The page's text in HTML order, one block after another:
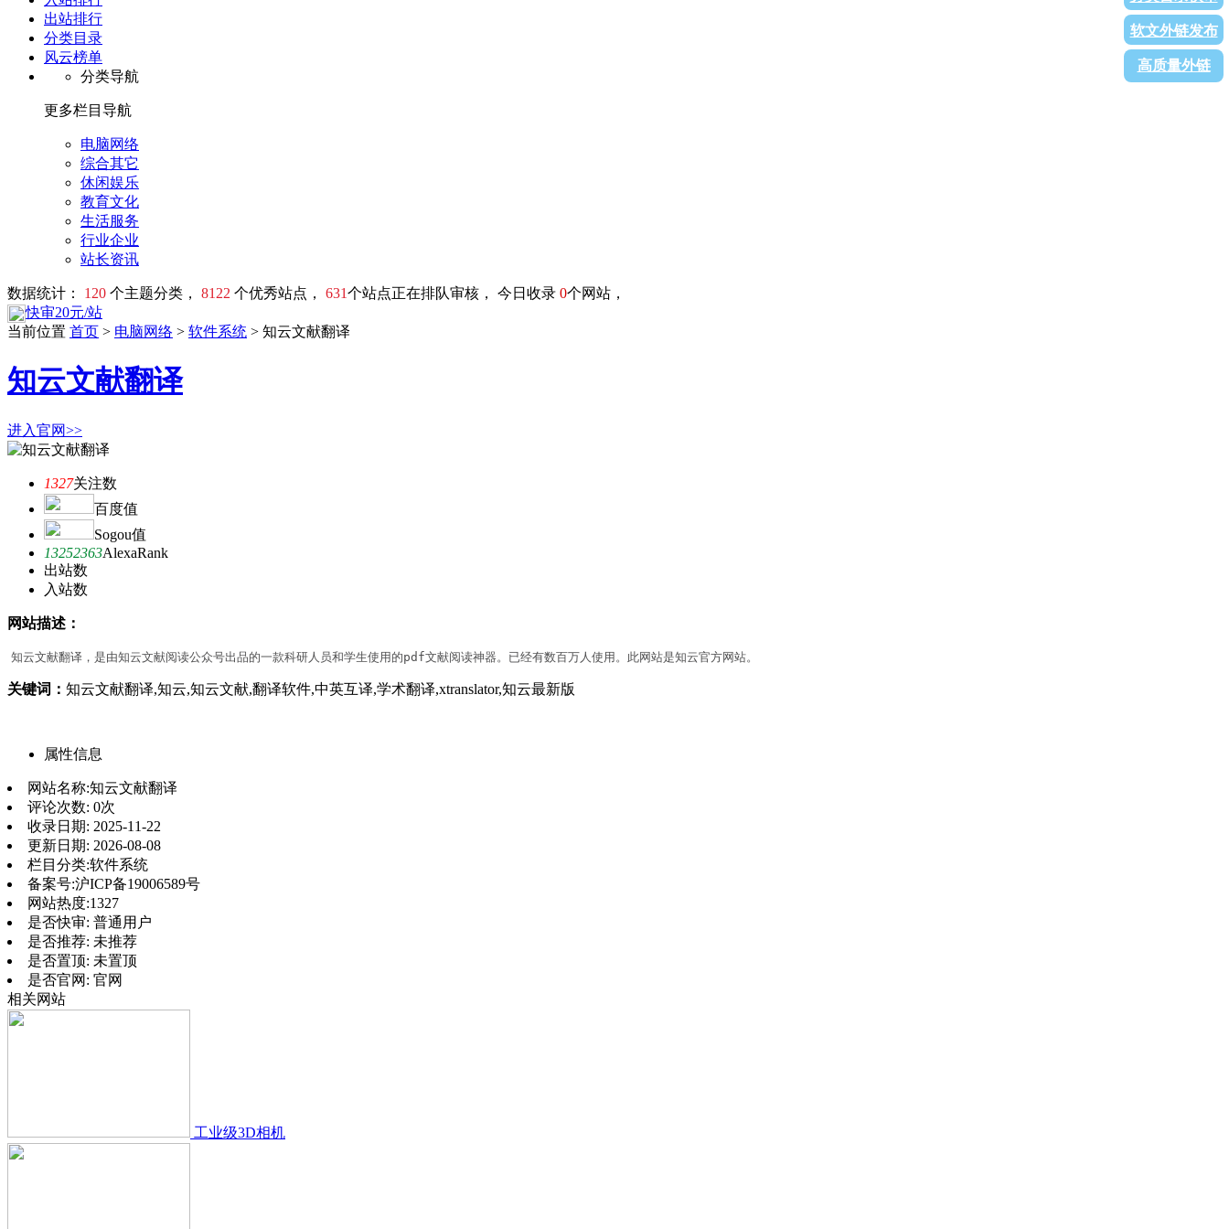
出站排行
分类目录
风云榜单
分类导航
更多栏目导航
电脑网络
综合其它
休闲娱乐
教育文化
生活服务
行业企业
站长资讯
数据统计： 120 个主题分类， 8122 个优秀站点， 631个站点正在排队审核， 今日收录 0个网站，
快审20元/站
软文外链发布
高质量外链
当前位置 首页 > 电脑网络 > 软件系统 > 知云文献翻译
知云文献翻译
进入官网>>
1327关注数
百度值
Sogou值
13252363AlexaRank
出站数
入站数
网站描述：
知云文献翻译，是由知云文献阅读公众号出品的一款科研人员和学生使用的pdf文献阅读神器。已经有数百万人使用。此网站是知云官方网站。
关键词： 知云文献翻译,知云,知云文献,翻译软件,中英互译,学术翻译,xtranslator,知云最新版
属性信息
网站名称:知云文献翻译
评论次数: 0次
收录日期: 2025-11-22
更新日期: 2026-08-08
栏目分类:软件系统
备案号:沪ICP备19006589号
网站热度:1327
是否快审: 普通用户
是否推荐: 未推荐
是否置顶: 未置顶
是否官网: 官网
相关网站
工业级3D相机